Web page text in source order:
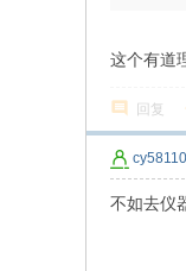
这个有道
回复
不如去仪